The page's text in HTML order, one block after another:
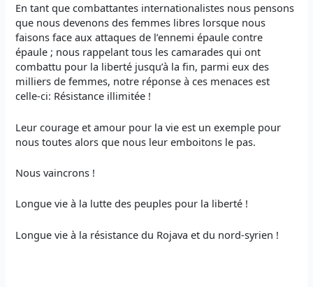
En tant que combattantes internationalistes nous pensons
que nous devenons des femmes libres lorsque nous
faisons face aux attaques de l’ennemi épaule contre
épaule ; nous rappelant tous les camarades qui ont
combattu pour la liberté jusqu’à la fin, parmi eux des
milliers de femmes, notre réponse à ces menaces est
celle-ci: Résistance illimitée !
Leur courage et amour pour la vie est un exemple pour
nous toutes alors que nous leur emboitons le pas.
Nous vaincrons !
Longue vie à la lutte des peuples pour la liberté !
Longue vie à la résistance du Rojava et du nord-syrien !